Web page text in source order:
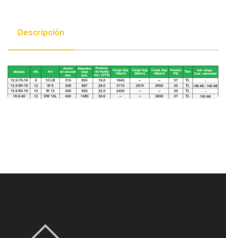
Descripción